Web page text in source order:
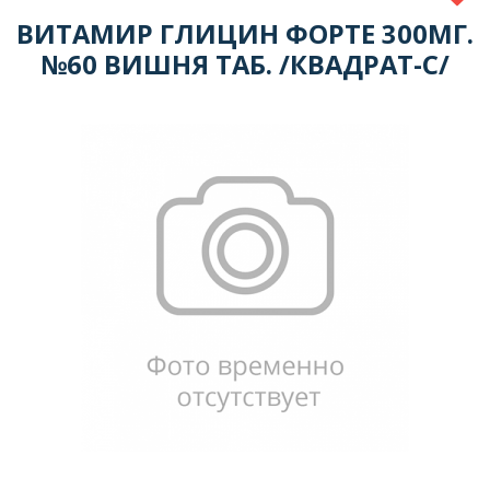
ВИТАМИР ГЛИЦИН ФОРТЕ 300МГ.
№60 ВИШНЯ ТАБ. /КВАДРАТ-С/